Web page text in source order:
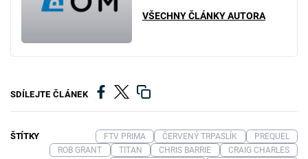
VŠECHNY ČLÁNKY AUTORA
SDÍLEJTE ČLÁNEK
ŠTÍTKY FTV PRIMA ČERVENÝ TRPASLÍK
PREQUEL
ROB GRANT
TITAN CHRIS BARRIE
CRAIG CHARLES